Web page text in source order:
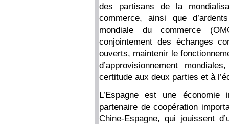
des partisans de la
commerce, ainsi que
mondiale du commerce
conjointement des échanges
ouverts, maintenir le
d’approvisionnement
certitude aux deux parties et à
L’Espagne est une
partenaire de coopération
Chine-Espagne, qui jouissent